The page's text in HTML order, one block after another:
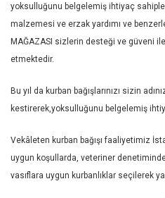
yoksulluğunu belgelemiş ihtiyaç
malzemesi ve erzak yardımı ve
MAĞAZASI sizlerin desteği ve güveni
etmektedir.
Bu yıl da kurban bağışlarınızı sizin
kestirerek,yoksulluğunu belgelemiş
Vekâleten kurban bağışı faaliyetimiz
uygun koşullarda, veteriner
vasıflara uygun kurbanlıklar seçilerek